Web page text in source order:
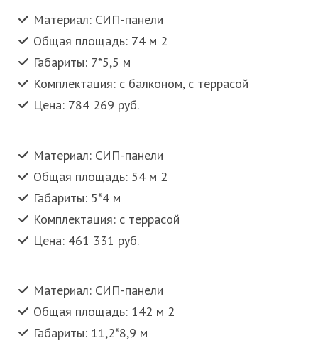
Материал: СИП-панели
Общая площадь: 74 м 2
Габариты: 7*5,5 м
Комплектация: с балконом, с террасой
Цена: 784 269 руб.
Материал: СИП-панели
Общая площадь: 54 м 2
Габариты: 5*4 м
Комплектация: с террасой
Цена: 461 331 руб.
Материал: СИП-панели
Общая площадь: 142 м 2
Габариты: 11,2*8,9 м